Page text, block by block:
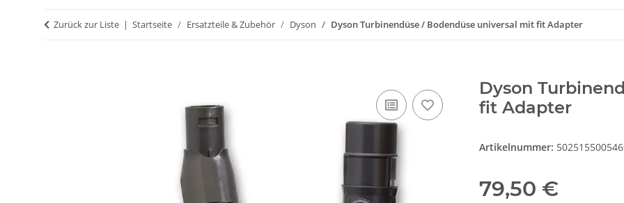
Zurück zur Liste Startseite Ersatzteile & Zubehör Dyson Dyson Turbinendüse / Bodendüse universal mit fit Adapter
Dyson
fit Adapter
Artikelnummer:
79,50 €